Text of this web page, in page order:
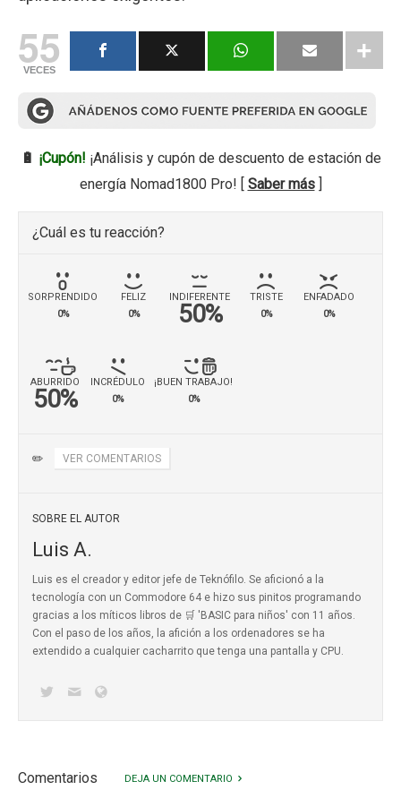
55
VECES
🔋 ¡Cupón! ¡Análisis y cupón de descuento de estación de
energía Nomad1800 Pro! [ Saber más]
¿Cuál es tu reacción?
SORPRENDIDO
0%
FELIZ
0%
INDIFERENTE
50%
TRISTE
0%
ENFADADO
0%
ABURRIDO
50%
INCRÉDULO
0%
¡BUEN TRABAJO!
0%
✏️ VER COMENTARIOS
SOBRE EL AUTOR
Luis A.
Luis es el creador y editor jefe de Teknófilo. Se aficionó a la
tecnología con un Commodore 64 e hizo sus pinitos programando
gracias a los míticos libros de 🛒 'BASIC para niños' con 11 años.
Con el paso de los años, la afición a los ordenadores se ha
extendido a cualquier cacharrito que tenga una pantalla y CPU.
Comentarios DEJA UN COMENTARIO